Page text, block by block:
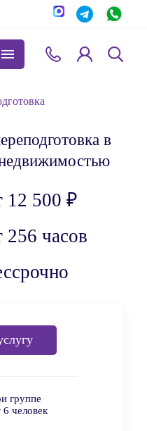
в
12 500 ₽
256 часов
группе
6 человек